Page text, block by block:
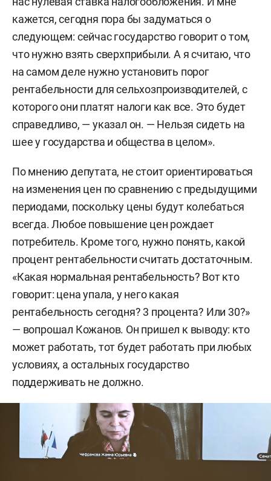
кажется, сегодня пора бы задуматься о
следующем: сейчас государство говорит о том,
что нужно взять сверхприбыли. А я считаю, что
на самом деле нужно установить порог
рентабельности для сельхозпроизводителей, с
которого они платят налоги как все. Это будет
справедливо, — указал он. — Нельзя сидеть на
шее у государства и общества в целом».
По мнению депутата, не стоит ориентироваться
на изменения цен по сравнению с предыдущими
периодами, поскольку цены будут колебаться
всегда. Любое повышение цен рождает
потребитель. Кроме того, нужно понять, какой
процент рентабельности считать достаточным.
«Какая нормальная рентабельность? Вот кто
говорит: цена упала, у него какая
рентабельность сегодня? 3 процента? Или 30?»
— вопрошал Кожанов. Он пришел к выводу: кто
может работать, тот будет работать при любых
условиях, а остальных государство
поддерживать не должно.